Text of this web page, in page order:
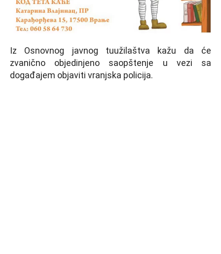
Iz Osnovnog javnog tuužilaštva kažu da će
zvanično objedinjeno saopštenje u vezi sa
događajem objaviti vranjska policija.